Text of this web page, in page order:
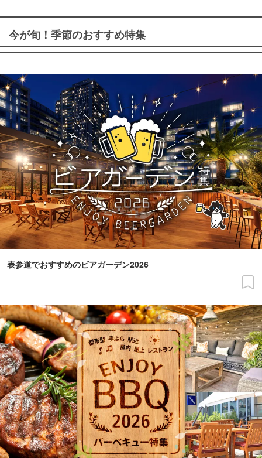
今が旬！季節のおすすめ特集
表参道でおすすめのビアガーデン2026